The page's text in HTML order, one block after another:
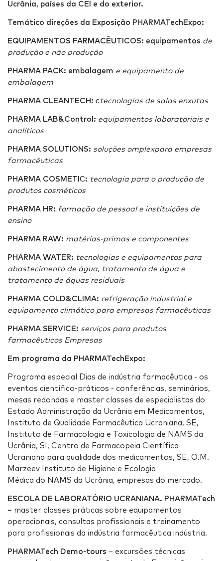
Ucrânia, países da CEI e do exterior.
Temático direções da Exposição PHARMATechExpo:
EQUIPAMENTOS FARMACÊUTICOS: equipamentos de
produção e não produção
PHARMA PACK: embalagem e equipamento de
embalagem
PHARMA CLEANTECH: сtecnologias de salas enxutas
PHARMA LAB&Control : equipamentos laboratoriais e
analíticos
PHARMA SOLUTIONS: soluções omplexpara empresas
farmacêuticas
PHARMA COSMETI С: tecnologia para o produção de
produtos cosméticos
PHARMA HR: formação de pessoal e instituições de
ensino
PHARMA RAW: matérias-primas e componentes
PHARMA WATER: tecnologias e equipamentos para
abastecimento de água, tratamento de água e
tratamento de águas residuais
PHARMA COLD&CLIMA: refrigeração industrial e
equipamento climático para empresas farmacêuticas
PHARMA SERVICE: serviços para produtos
farmacêuticos Empresas
Em programa da PHARMATechExpo:
Programa especial Dias de indústria farmacêutica - os
eventos científico-práticos - conferências, seminários,
mesas redondas e master classes de especialistas do
Estado Administração da Ucrânia em Medicamentos,
Instituto de Qualidade Farmacêutica Ucraniana, SE,
Instituto de Farmacologia e Toxicologia de NAMS da
Ucrânia, SI, Centro de Farmacopeia Científica
Ucraniana para qualidade dos medicamentos, SE, O.M.
Marzeev Instituto de Higiene e Ecologia
Médica do NAMS da Ucrânia, empresas do mercado.
ESCOLA DE LABORATÓRIO UCRANIANA. PHARMATech
– master classes práticas sobre equipamentos
operacionais, consultas profissionais e treinamento
para profissionais da indústria farmacêutica indústria.
PHARMATech Demo-tours – excursões técnicas